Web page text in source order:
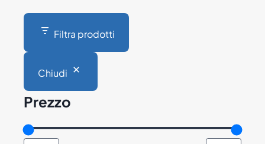
Filtra prodotti
Chiudi
Prezzo